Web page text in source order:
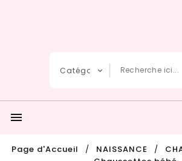

Page d'Accueil NAISSANCE